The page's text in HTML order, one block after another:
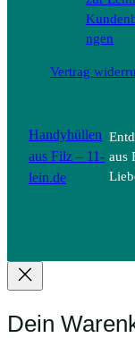
ngen
Vertrag
Handyhüllen
aus Filz – 11-
lein.de
aus
Dein